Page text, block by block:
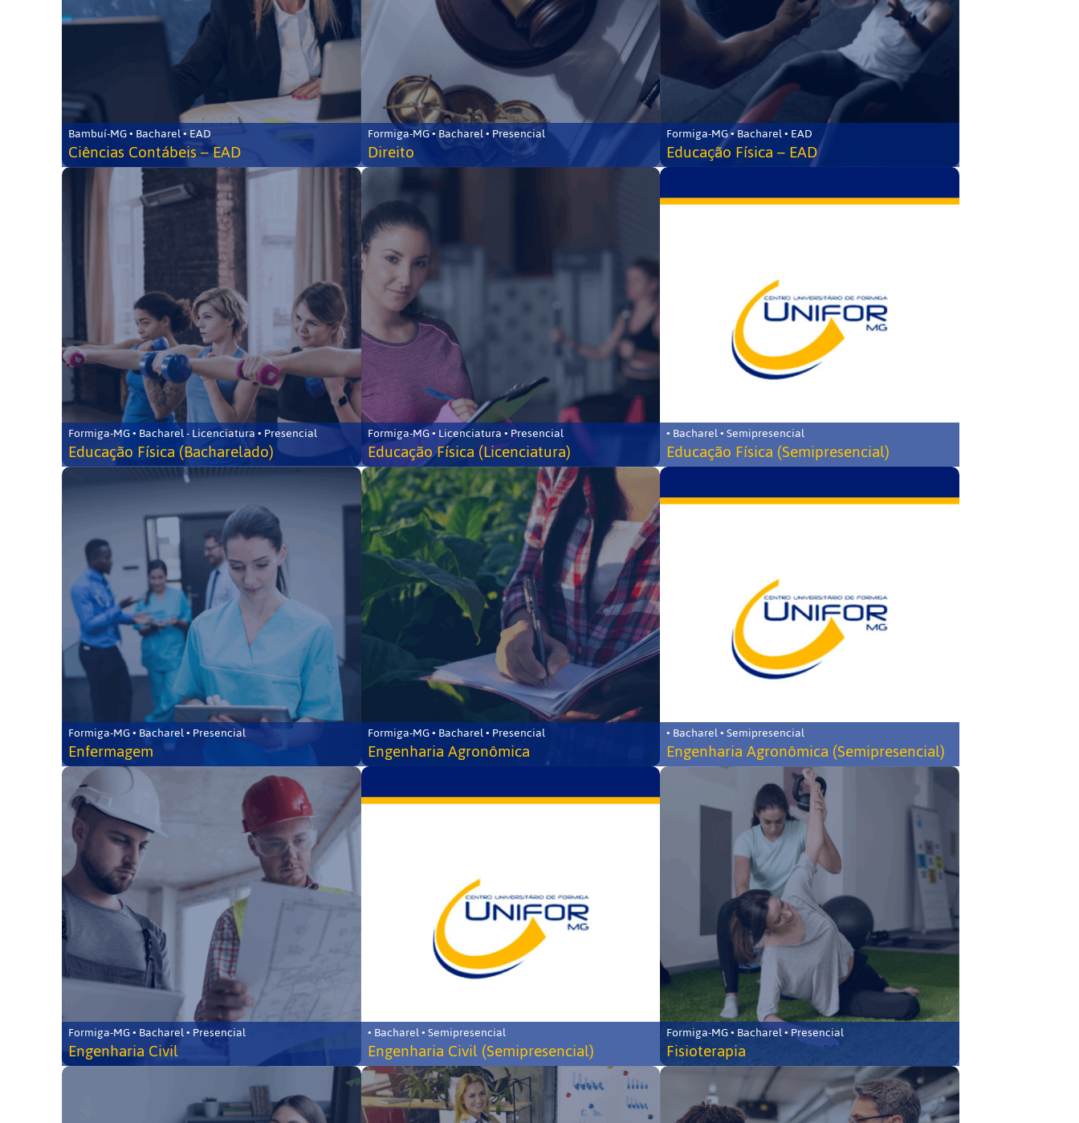
Bambuí-MG • Bacharel • EAD
Ciências Contábeis – EAD
Formiga-MG • Bacharel • Presencial
Direito
Formiga-MG • Bacharel • EAD
Educação Física – EAD
Formiga-MG • Bacharel - Licenciatura • Presencial
Educação Física (Bacharelado)
Formiga-MG • Licenciatura • Presencial
Educação Física (Licenciatura)
• Bacharel • Semipresencial
Educação Física (Semipresencial)
Formiga-MG • Bacharel • Presencial
Enfermagem
Formiga-MG • Bacharel • Presencial
Engenharia Agronômica
• Bacharel • Semipresencial
Engenharia Agronômica (Semipresencial)
Formiga-MG • Bacharel • Presencial
Engenharia Civil
• Bacharel • Semipresencial
Engenharia Civil (Semipresencial)
Formiga-MG • Bacharel • Presencial
Fisioterapia